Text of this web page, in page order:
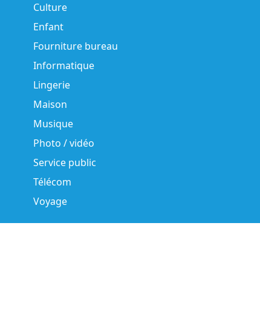
Culture
Enfant
Fourniture bureau
Informatique
Lingerie
Maison
Musique
Photo / vidéo
Service public
Télécom
Voyage